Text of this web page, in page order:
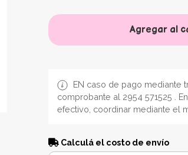
Agregar al
EN caso de pago mediante
comprobante al 2954 571525 .
efectivo, coordinar mediante el
Calculá el costo de envío